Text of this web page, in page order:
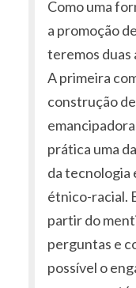
Como uma
a promoção
teremos duas
A primeira
construção
prática uma
da tecnologia
étnico-racial.
partir do
perguntas e
possível o